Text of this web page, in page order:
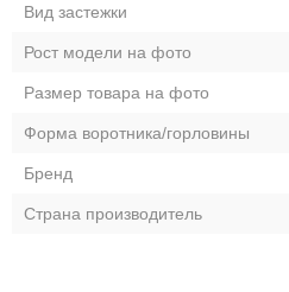
Вид застежки
Рост модели на фото
Размер товара на фото
Форма воротника/горловины
Бренд
Страна производитель